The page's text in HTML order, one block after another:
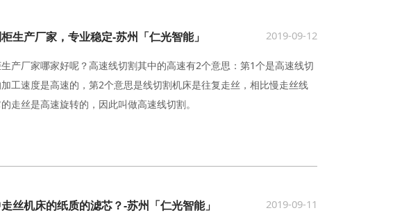
生产厂家，专业稳定-苏州「仁光智能」 2019-09-12
产厂家哪家好呢？高速线切割其中的高速有2个意思：第1个是高速线切
工速度是高速的，第2个意思是线切割机床是往复走丝，相比慢走丝线
走丝是高速旋转的，因此叫做高速线切割。
丝机床的纸质的滤芯？-苏州「仁光智能」 2019-09-11